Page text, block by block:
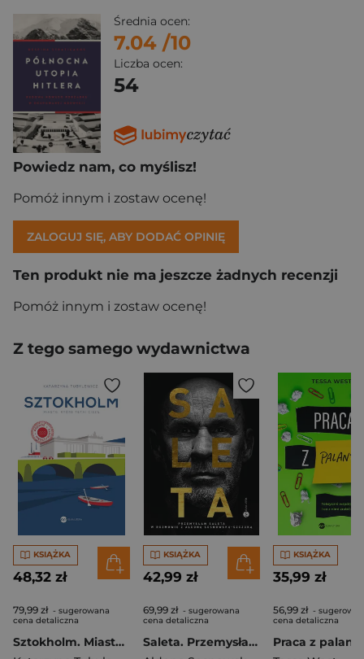
Średnia ocen:
7.04 /10
Liczba ocen:
54
Powiedz nam, co myślisz!
Pomóż innym i zostaw ocenę!
ZALOGUJ SIĘ, ABY DODAĆ OPINIĘ
Ten produkt nie ma jeszcze żadnych recenzji
Pomóż innym i zostaw ocenę!
Z tego samego wydawnictwa
KSIĄŻKA
48,32 zł
79,99 zł - sugerowana
cena detaliczna
Sztokholm. Miasto, które tętni ciszą wyd. 2025
KSIĄŻKA
42,99 zł
69,99 zł - sugerowana
cena detaliczna
Saleta. Przemysław Saleta w rozmowie z Aldoną Sosnowską-Szczuką
KSIĄŻKA
35,99 zł
56,99 zł -
cena detaliczna
Praca z